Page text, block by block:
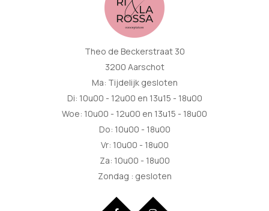
Theo de Beckerstraat 30
3200 Aarschot
Ma: Tijdelijk gesloten
Di: 10u00 - 12u00 en 13u15 - 18u00
Woe: 10u00 - 12u00 en 13u15 - 18u00
Do: 10u00 - 18u00
Vr: 10u00 - 18u00
Za: 10u00 - 18u00
Zondag : gesloten